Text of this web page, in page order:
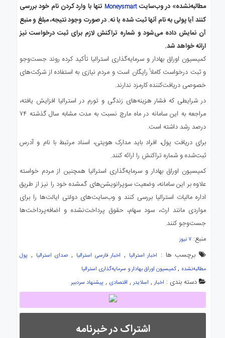
مطالبه‌نشده» در وب‌سایت Moneysmart
تنها با وارد کردن نام خود بررسی
کنند آیا پولی به نام آنها ثبت شده یا نه. در صورت وجود نتیجه، مبلغ و منبع
آن نمایش داده می‌شود و شماره تراکنش لازم برای ثبت درخواست نیز
ارائه خواهد شد.
کمیسیون اوراق بهادار و سرمایه‌گذاری استرالیا تأکید کرده روند جست‌وجو
و ثبت درخواست کاملاً رایگان است و مردم نیازی به استفاده از شرکت‌های
خصوصی دریافت‌کننده کارمزد ندارند.
در شرایطی که فشار هزینه‌های زندگی و تورم در استرالیا افزایش یافته،
مراجعه به این سامانه در ماه مارچ نسبت به مدت مشابه سال گذشته ۷۴
درصد رشد داشته است.
برای دریافت پول، افراد باید مدارک هویتی، اسناد مرتبط با نام و آدرس
ثبت‌شده و شماره تراکنش را ارائه کنند.
کمیسیون اوراق بهادار و سرمایه‌گذاری استرالیا همچنین از مردم خواسته
علاوه بر این سامانه، وضعیت سوپرانویشن‌های گمشده خود را نیز از طریق
اداره مالیات استرالیا بررسی کنند و وب‌سایت‌های دولتی ایالت‌ها را برای
مواردی مانند ارث، سود سهام، حقوق پرداخت‌نشده و اضافه‌پرداخت‌ها
جست‌وجو کنند.
منبع: ۷ نیوز
برچسب ها : اخبار استرالیا , اخبار فارسی استرالیا , صدای استرالیا , پول
مطالبه‌نشده ,کمیسیون اوراق بهادار و سرمایه‌گذاری استرالیا
دسته بندی : اخبار, اسلایدر, اقتصادی , پیشنهاد سردبیر
اشتراک در خبرنامه